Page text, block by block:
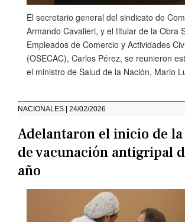
El secretario general del sindicato de
Armando Cavalieri, y el titular de la Obra
Empleados de Comercio y Actividades
(OSECAC), Carlos Pérez, se reunieron
el ministro de Salud de la Nación, Mario
NACIONALES | 24/02/2026
Adelantaron el inicio de
de vacunación antigripal
año